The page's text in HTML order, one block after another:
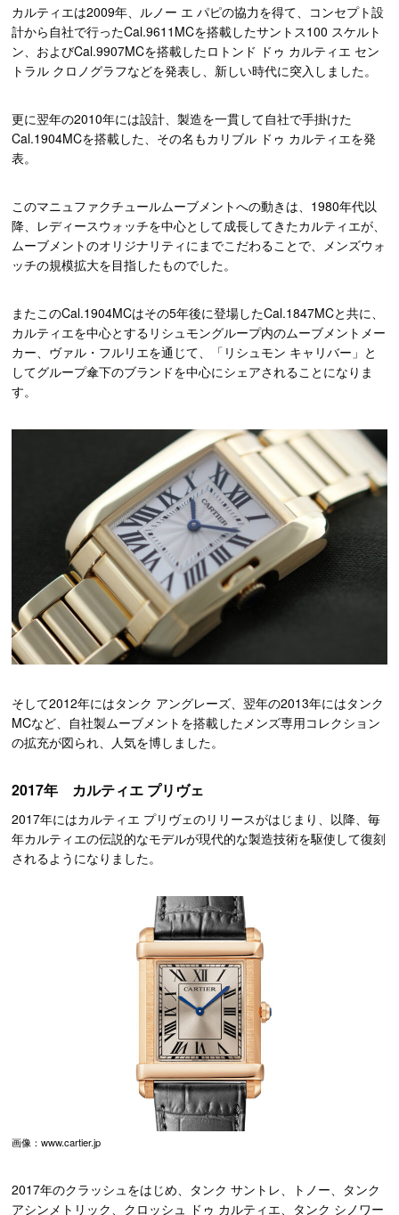
カルティエは2009年、ルノー エ パピの協力を得て、コンセプト設
計から自社で行ったCal.9611MCを搭載したサントス100 スケルト
ン、およびCal.9907MCを搭載したロトンド ドゥ カルティエ セン
トラル クロノグラフなどを発表し、新しい時代に突入しました。
更に翌年の2010年には設計、製造を一貫して自社で手掛けた
Cal.1904MCを搭載した、その名もカリブル ドゥ カルティエを発
表。
このマニュファクチュールムーブメントへの動きは、1980年代以
降、レディースウォッチを中心として成長してきたカルティエが、
ムーブメントのオリジナリティにまでこだわることで、メンズウォ
ッチの規模拡大を目指したものでした。
またこのCal.1904MCはその5年後に登場したCal.1847MCと共に、
カルティエを中心とするリシュモングループ内のムーブメントメー
カー、ヴァル・フルリエを通じて、「リシュモン キャリバー」と
してグループ傘下のブランドを中心にシェアされることになりま
す。
そして2012年にはタンク アングレーズ、翌年の2013年にはタンク
MCなど、自社製ムーブメントを搭載したメンズ専用コレクション
の拡充が図られ、人気を博しました。
2017年 カルティエ プリヴェ
2017年にはカルティエ プリヴェのリリースがはじまり、以降、毎
年カルティエの伝説的なモデルが現代的な製造技術を駆使して復刻
されるようになりました。
画像：www.cartier.jp
2017年のクラッシュをはじめ、タンク サントレ、トノー、タンク
アシンメトリック、クロッシュ ドゥ カルティエ、タンク シノワー